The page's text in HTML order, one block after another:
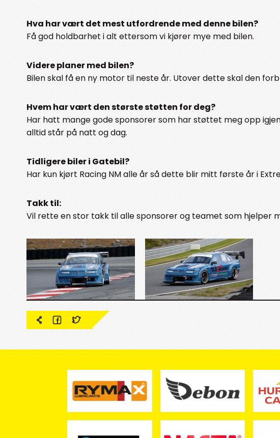
Hva har vært det mest utfordrende med denne bilen?
Få god holdbarhet i alt ettersom vi kjører mye med bilen.
Videre planer med bilen?
Bilen skal få en ny motor til neste år. Utover dette skal den
Hvem har vært den største støtten for deg?
Har hatt mange gode sponsorer som har støttet meg opp
alltid står på natt og dag.
Tidligere biler i Gatebil?
Har kun kjørt Racing NM alle år så dette blir mitt første år i
Takk til:
Vil rette en stor takk til alle sponsorer og teamet som hjelper